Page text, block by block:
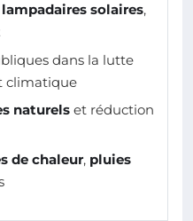
lampadaires solaires,
dans la lutte
climatique
naturels et réduction
de chaleur, pluies